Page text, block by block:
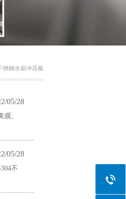
锈钢水箱冲压板
05/28
、
05/28
不